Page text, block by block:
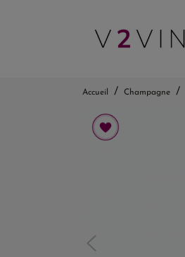
Accueil Champagne